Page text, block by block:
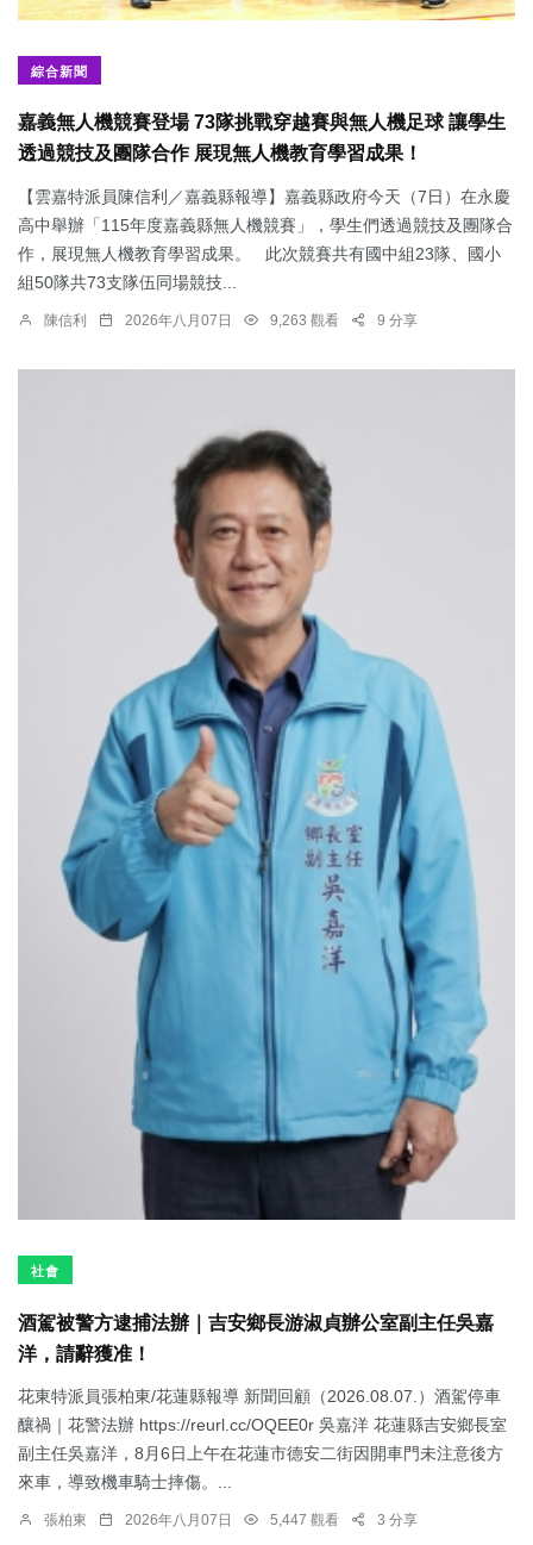
綜合新聞
嘉義無人機競賽登場 73隊挑戰穿越賽與無人機足球 讓學生
透過競技及團隊合作 展現無人機教育學習成果！
【雲嘉特派員陳信利／嘉義縣報導】嘉義縣政府今天（7日）在永慶
高中舉辦「115年度嘉義縣無人機競賽」，學生們透過競技及團隊合
作，展現無人機教育學習成果。 此次競賽共有國中組23隊、國小
組50隊共73支隊伍同場競技...
陳信利 2026年八月07日 9,263 觀看 9 分享
社會
酒駕被警方逮捕法辦｜吉安鄉長游淑貞辦公室副主任吳嘉
洋，請辭獲准！
花東特派員張柏東/花蓮縣報導 新聞回顧（2026.08.07.）酒駕停車
釀禍｜花警法辦 https://reurl.cc/OQEE0r 吳嘉洋 花蓮縣吉安鄉長室
副主任吳嘉洋，8月6日上午在花蓮市德安二街因開車門未注意後方
來車，導致機車騎士摔傷。...
張柏東 2026年八月07日 5,447 觀看 3 分享